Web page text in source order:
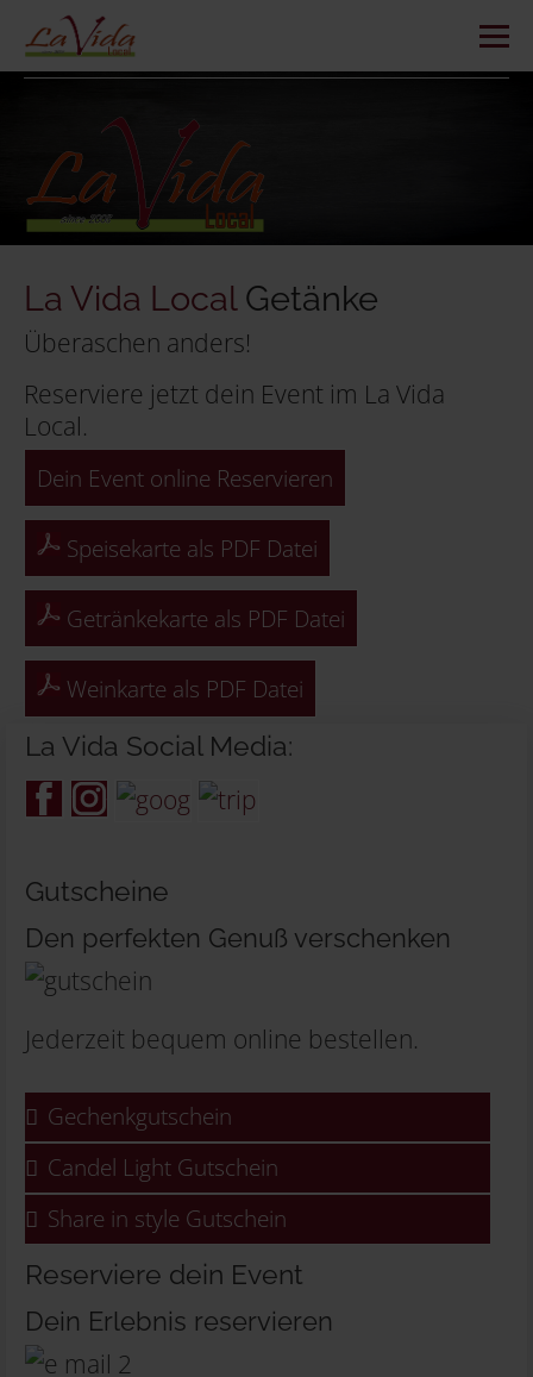
La Vida LocalGetänke
Überaschen anders!
Reserviere jetzt dein Event im La Vida
Local.
Dein Event online Reservieren
Speisekarte als PDF Datei
Getränkekarte als PDF Datei
Weinkarte als PDF Datei
La Vida Social Media:
Gutscheine
Den perfekten Genuß verschenken
Jederzeit bequem online bestellen.
Gechenkgutschein
Candel Light Gutschein
Share in style Gutschein
Reserviere dein Event
Dein Erlebnis reservieren